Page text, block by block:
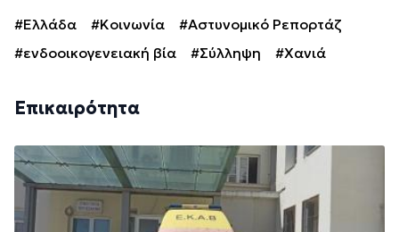
#Ελλάδα #Κοινωνία
#Αστυνομικό Ρεπορτάζ
#ενδοοικογενειακή βία
#Σύλληψη #Χανιά
Επικαιρότητα